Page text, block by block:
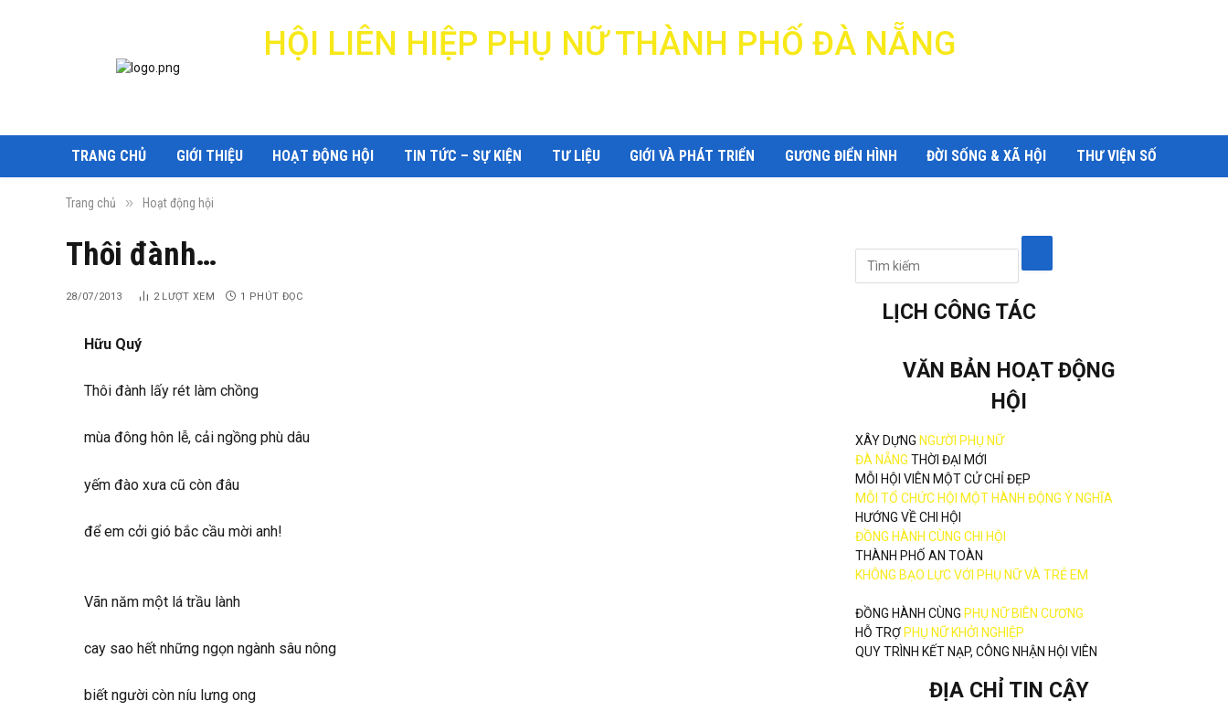
HỘI LIÊN HIỆP PHỤ NỮ THÀNH PHỐ ĐÀ NẴNG
TRANG CHỦ GIỚI THIỆU HOẠT ĐỘNG HỘI TIN TỨC – SỰ KIỆN TƯ LIỆU GIỚI VÀ PHÁT TRIỂN GƯƠNG ĐIỂN HÌNH ĐỜI SỐNG & XÃ HỘI THƯ VIỆN SỐ
Trang chủ » Hoạt động hội
Thôi đành…
28/07/2013 2 LƯỢT XEM 1 PHÚT ĐỌC
Hữu Quý
Thôi đành lấy rét làm chồng
mùa đông hôn lễ, cải ngồng phù dâu
yếm đào xưa cũ còn đâu
để em cởi gió bắc cầu mời anh!
Vãn năm một lá trầu lành
cay sao hết những ngọn ngành sâu nông
biết người còn níu lưng ong
LỊCH CÔNG TÁC
VĂN BẢN HOẠT ĐỘNG
HỘI
XÂY DỰNG NGƯỜI PHỤ NỮ
ĐÀ NẴNG THỜI ĐẠI MỚI
MỖI HỘI VIÊN MỘT CỬ CHỈ ĐẸP
MỖI TỔ CHỨC HỘI MỘT HÀNH ĐỘNG Ý NGHĨA
HƯỚNG VỀ CHI HỘI
ĐỒNG HÀNH CÙNG CHI HỘI
THÀNH PHỐ AN TOÀN
KHÔNG BẠO LỰC VỚI PHỤ NỮ VÀ TRẺ EM
ĐỒNG HÀNH CÙNG PHỤ NỮ BIÊN CƯƠNG
HỖ TRỢ PHỤ NỮ KHỞI NGHIỆP
QUY TRÌNH KẾT NẠP, CÔNG NHẬN HỘI VIÊN
ĐỊA CHỈ TIN CẬY